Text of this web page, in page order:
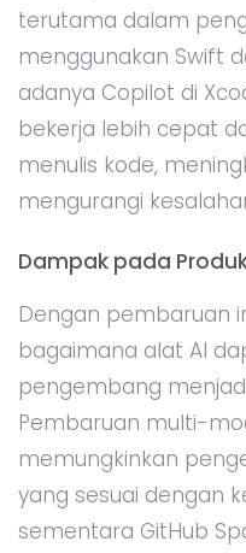
terutama dalam
menggunakan Swift
adanya Copilot di
bekerja lebih cepat
menulis kode,
mengurangi
Dampak pada
Dengan pembaruan
bagaimana alat AI
pengembang
Pembaruan multi-
memungkinkan
yang sesuai dengan
sementara GitHub